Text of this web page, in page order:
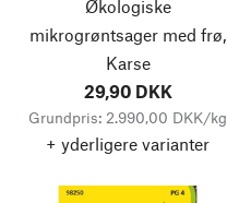
Økologiske
mikrogrøntsager med frø,
Karse
29,90 DKK
Grundpris: 2.990,00 DKK/kg
+ yderligere varianter